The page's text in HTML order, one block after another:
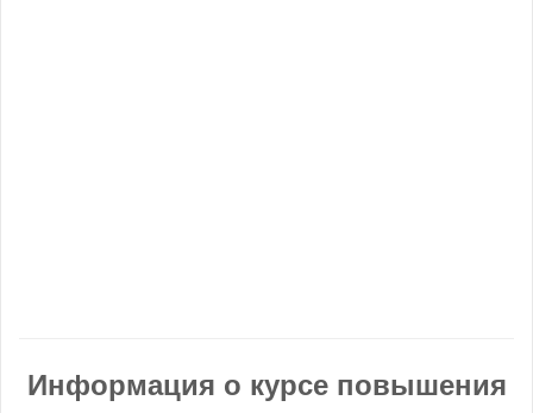
Информация о курсе повышения